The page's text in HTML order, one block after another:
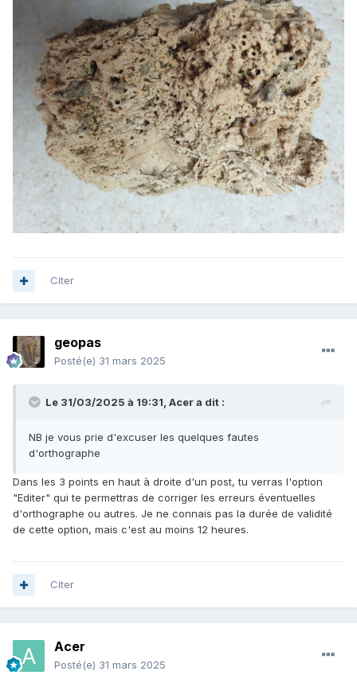
Citer
geopas
Posté(e) 31 mars 2025
Le 31/03/2025 à 19:31, Acera dit :
NB je vous prie d'excuser les quelques fautes
d'orthographe
Dans les 3 points en haut à droite d'un post, tu verras l'option
"Editer" qui te permettras de corriger les erreurs éventuelles
d'orthographe ou autres. Je ne connais pas la durée de validité
de cette option, mais c'est au moins 12 heures.
Citer
Acer
Posté(e) 31 mars 2025